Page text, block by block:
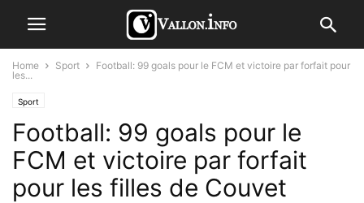
Home Sport
Football: 99 goals pour le FCM et victoire par forfait pour
les...
Sport
Football: 99 goals pour le
FCM et victoire par forfait
pour les filles de Couvet